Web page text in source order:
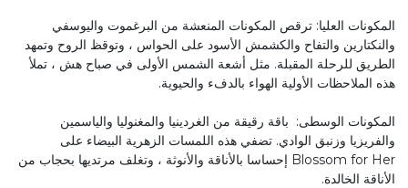
المكونات العليا: ترقص المكونات المنعشة من البرغموت واليوسفي
والنكتارين والتفاح والكشمش الأسود على الحواس ، وتوقظ الروح وتمهد
الطريق للرحلة المقبلة. مثل أشعة الشمس الأولى في صباح هش ، تملأ
هذه الملاحظات الأولية الهواء بالدفء والحيوية.
المكونات الوسطى: باقة رقيقة من الغردينيا والمغنوليا والياسمين
والفريزيا وزنبق الوادي. تضفي هذه اللمسات الزهرية البيضاء على
Blossom for Her إحساسا بالأناقة والأنوثة ، وتغلف مرتديها بحجاب من
الأناقة الخالدة.